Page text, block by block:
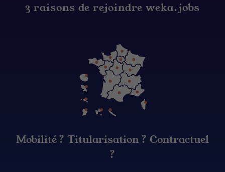
3 raisons de rejoindre weka.jobs
Mobilité ? Titularisation ? Contractuel
?